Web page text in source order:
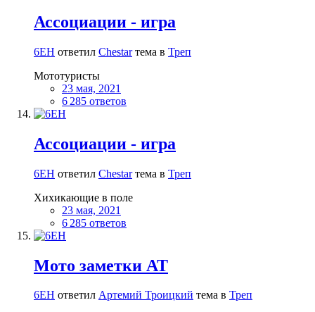
Ассоциации - игра
6EH ответил Сhestarтема в Треп
Мототуристы
23 мая, 2021
6 285 ответов
Ассоциации - игра
6EH ответил Сhestarтема в Треп
Хихикающие в поле
23 мая, 2021
6 285 ответов
Мото заметки АТ
6EH ответил Артемий Троицкий тема в Треп